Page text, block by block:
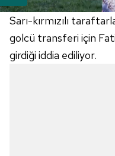
Sarı-kırmızılı
golcü transferi için
girdiği iddia ediliyor.